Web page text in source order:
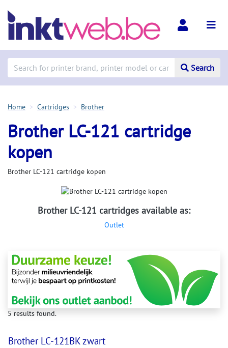
Search
Home Cartridges Brother
Brother LC-121 cartridge
kopen
Brother LC-121 cartridge kopen
Brother LC-121 cartridges available as:
Outlet
5 results found.
Brother LC-121BK zwart